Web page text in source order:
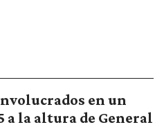
en un
a la altura de General